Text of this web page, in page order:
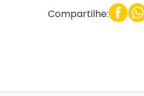
Compartilhe: